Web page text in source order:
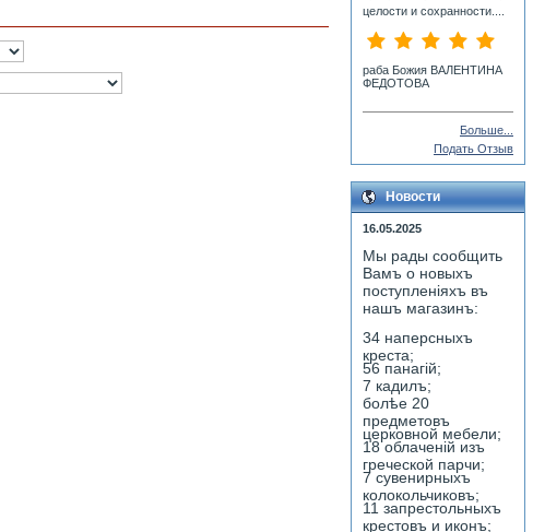
целости и сохранности....
раба Божия ВАЛЕНТИНА
ФЕДОТОВА
Больше...
Подать Отзыв
Новости
16.05.2025
Мы рады сообщить
Вамъ о новыхъ
поступленiяхъ въ
нашъ магазинъ:
34 наперсныхъ
креста;
56 панагiй;
7 кадилъ;
болѣе 20
предметовъ
церковной мебели;
18 облаченiй изъ
греческой парчи;
7 сувенирныхъ
колокольчиковъ;
11 запрестольныхъ
крестовъ и иконъ;